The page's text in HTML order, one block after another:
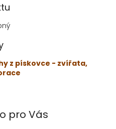
z pískovce - zvířata,
pro Vás